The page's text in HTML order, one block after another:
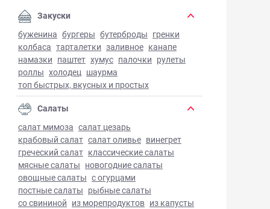
на воде с уксусом - фото готового блюда
Закуски
буженина бургеры бутерброды гренки
колбаса тарталетки заливное канапе
намазки паштет хумус палочки рулеты
роллы холодец шаурма
топ быстрых, вкусных и простых
Салаты
салат мимоза салат цезарь
крабовый салат салат оливье винегрет
греческий салат классические салаты
мясные салаты новогодние салаты
овощные салаты с огурцами
постные салаты рыбные салаты
со свининой из морепродуктов из капусты